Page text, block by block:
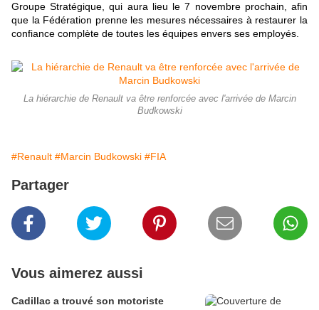
Groupe Stratégique, qui aura lieu le 7 novembre prochain, afin
que la Fédération prenne les mesures nécessaires à restaurer la
confiance complète de toutes les équipes envers ses employés.
La hiérarchie de Renault va être renforcée avec l'arrivée de Marcin
Budkowski
#Renault #Marcin Budkowski #FIA
Partager
Vous aimerez aussi
Cadillac a trouvé son motoriste